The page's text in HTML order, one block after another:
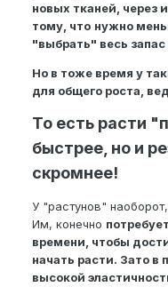
новых тканей, через
тому, что нужно
"выбрать" весь
Но в тоже время у
для общего роста,
То есть расти
быстрее, но и
скромнее!
У "растунов"
Им, конечно
времени, чтобы
начать расти. Зато в
высокой